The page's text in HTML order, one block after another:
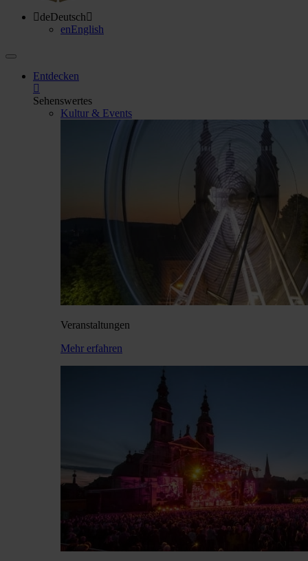
deDeutsch
enEnglish
Entdecken
Sehenswertes
Kultur & Events
Veranstaltungen
Mehr erfahren